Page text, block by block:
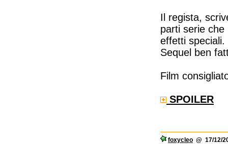
Il regista,
parti serie
effetti
Sequel ben
Film
SPOILER
foxycleo @ 17/12/